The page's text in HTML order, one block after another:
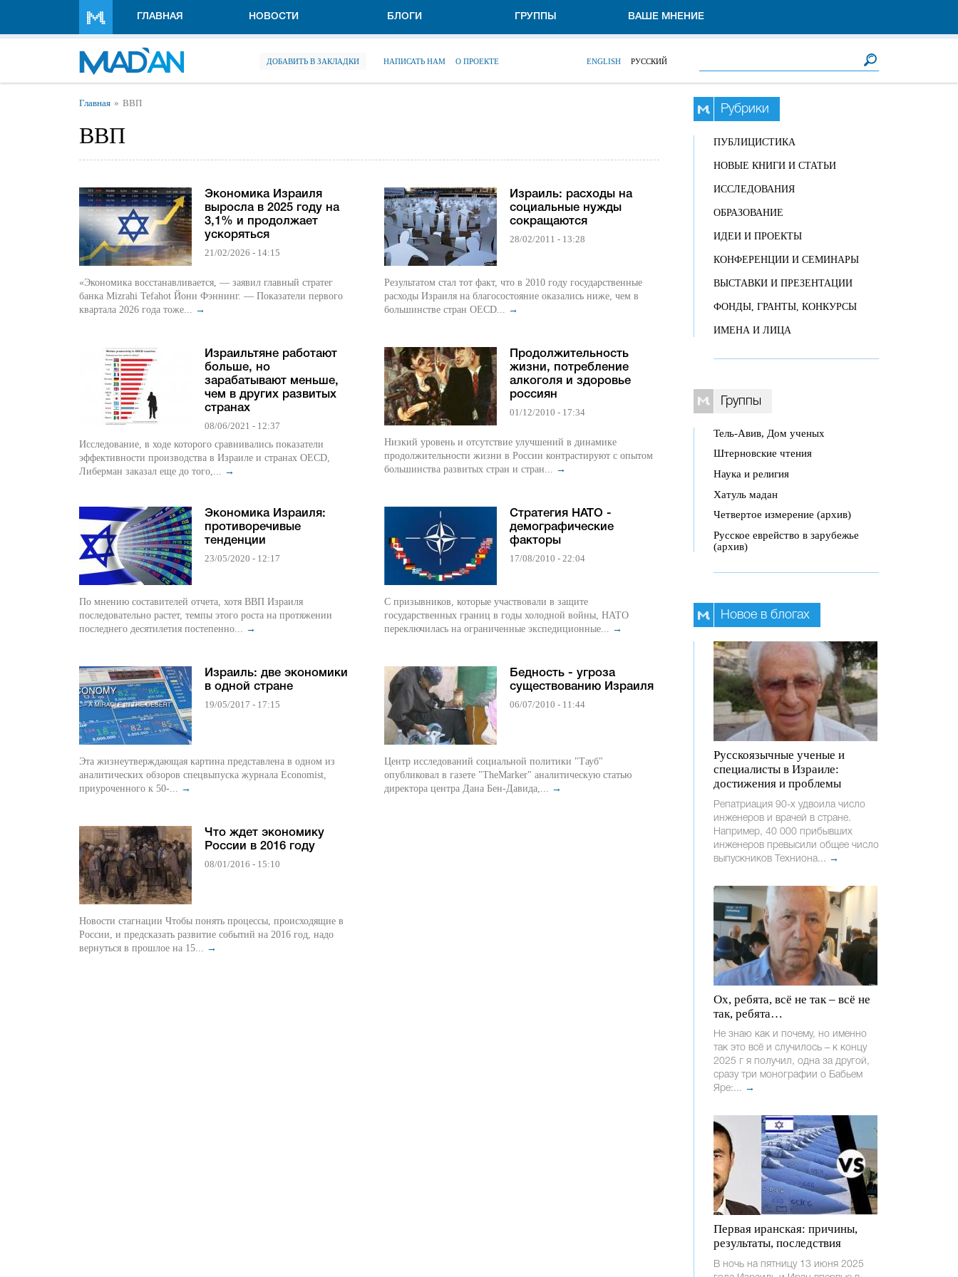
ГЛАВНАЯ НОВОСТИ БЛОГИ ГРУППЫ ВАШЕ МНЕНИЕ
ДОБАВИТЬ В ЗАКЛАДКИ НАПИСАТЬ НАМ О ПРОЕКТЕ ENGLISH РУССКИЙ
Вы здесь
Главная ВВП
ВВП
Экономика Израиля
выросла в 2025 году на
3,1% и продолжает
ускоряться
21/02/2026 - 14:15
«Экономика восстанавливается, — заявил главный стратег
банка Mizrahi Tefahot Йони Фэннинг. — Показатели первого
квартала 2026 года тоже... →
Израильтяне работают
больше, но
зарабатывают меньше,
чем в других развитых
странах
08/06/2021 - 12:37
Исследование, в ходе которого сравнивались показатели
эффективности производства в Израиле и странах OECD,
Либерман заказал еще до того,...
→
Экономика Израиля:
противоречивые
тенденции
23/05/2020 - 12:17
По мнению составителей отчета, хотя ВВП Израиля
последовательно растет, темпы этого роста на протяжении
последнего десятилетия постепенно... →
Израиль: две экономики
в одной стране
19/05/2017 - 17:15
Эта жизнеутверждающая картина представлена в одном из
аналитических обзоров спецвыпуска журнала Economist,
приуроченного к 50-... →
Что ждет экономику
России в 2016 году
08/01/2016 - 15:10
Новости стагнации Чтобы понять процессы, происходящие в
России, и предсказать развитие событий на 2016 год, надо
вернуться в прошлое на 15... →
Израиль: расходы на
социальные нужды
сокращаются
28/02/2011 - 13:28
Результатом стал тот факт, что в 2010 году государственные
расходы Израиля на благосостояние оказались ниже, чем в
большинстве стран OECD... →
Продолжительность
жизни, потребление
алкоголя и здоровье
россиян
01/12/2010 - 17:34
Низкий уровень и отсутствие улучшений в динамике
продолжительности жизни в России контрастируют с опытом
большинства развитых стран и стран... →
Стратегия НАТО -
демографические
факторы
17/08/2010 - 22:04
С призывников, которые участвовали в защите
государственных границ в годы холодной войны, НАТО
переключилась на ограниченные экспедиционные... →
Бедность - угроза
существованию Израиля
06/07/2010 - 11:44
Центр исследований социальной политики "Тауб"
опубликовал в газете "TheMarker" аналитическую статью
директора центра Дана Бен-Давида,... →
Рубрики
ПУБЛИЦИСТИКА
НОВЫЕ КНИГИ И СТАТЬИ
ИССЛЕДОВАНИЯ
ОБРАЗОВАНИЕ
ИДЕИ И ПРОЕКТЫ
КОНФЕРЕНЦИИ И СЕМИНАРЫ
ВЫСТАВКИ И ПРЕЗЕНТАЦИИ
ФОНДЫ, ГРАНТЫ, КОНКУРСЫ
ИМЕНА И ЛИЦА
Группы
Тель-Авив, Дом ученых
Штерновские чтения
Наука и религия
Хатуль мадан
Четвертое измерение (архив)
Русское еврейство в зарубежье
(архив)
Новое в блогах
Русскоязычные ученые и
специалисты в Израиле:
достижения и проблемы
Репатриация 90-х удвоила число
инженеров и врачей в стране.
Например, 40 000 прибывших
инженеров превысили общее число
выпускников Техниона... →
Ох, ребята, всё не так – всё не
так, ребята…
Не знаю как и почему, но именно
так это всё и случилось – к концу
2025 г я получил, одна за другой,
сразу три монографии о Бабьем
Яре:... →
Первая иранская: причины,
результаты, последствия
В ночь на пятницу 13 июня 2025